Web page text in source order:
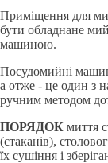
Приміщення для
бути обладнане
машиною.
Посудомийні
а отже - це один з
ручним методом
ПОРЯДОК миття
(стаканів),
їх сушіння і